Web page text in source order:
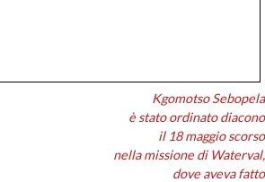
Kgomotso Sebopela
è stato ordinato diacono
il 18 maggio scorso
nella missione di Waterval,
dove aveva fatto